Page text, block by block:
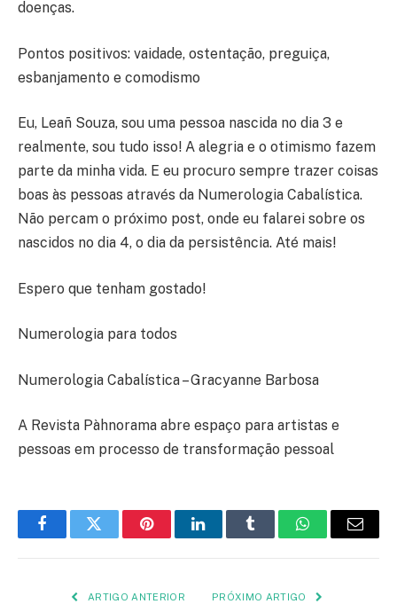
doenças.
Pontos positivos: vaidade, ostentação, preguiça,
esbanjamento e comodismo
Eu, Leañ Souza, sou uma pessoa nascida no dia 3 e
realmente, sou tudo isso! A alegria e o otimismo fazem
parte da minha vida. E eu procuro sempre trazer coisas
boas às pessoas através da Numerologia Cabalística.
Não percam o próximo post, onde eu falarei sobre os
nascidos no dia 4, o dia da persistência. Até mais!
Espero que tenham gostado!
Numerologia para todos
Numerologia Cabalística – Gracyanne Barbosa
A Revista Pàhnorama abre espaço para artistas e
pessoas em processo de transformação pessoal
FacebookTwitter PinterestLinkedInTumblr WhatsApp
E-
ARTIGO ANTERIOR PRÓXIMO ARTIGO